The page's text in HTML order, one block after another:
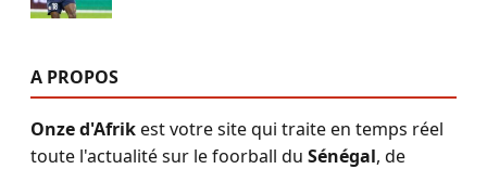
A PROPOS
Onze d'Afrikest votre site qui traite en temps réel
toute l'actualité sur le foorball du Sénégal, de